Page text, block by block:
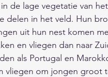
Relaties Winkels/
Vakantie/Cultuur/
de lage vegetatie van
delen in het veld. Hun
uit hun nest komen
en vliegen dan naar
als Portugal en
vliegen om jongen groot